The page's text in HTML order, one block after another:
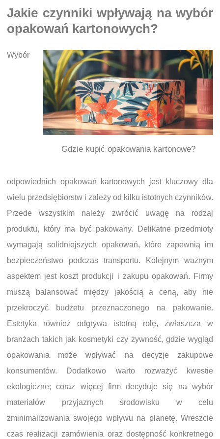
Jakie czynniki wpływają na wybór
opakowań kartonowych?
Gdzie kupić opakowania kartonowe?
Wybór
odpowiednich opakowań kartonowych jest kluczowy dla
wielu przedsiębiorstw i zależy od kilku istotnych czynników.
Przede wszystkim należy zwrócić uwagę na rodzaj
produktu, który ma być pakowany. Delikatne przedmioty
wymagają solidniejszych opakowań, które zapewnią im
bezpieczeństwo podczas transportu. Kolejnym ważnym
aspektem jest koszt produkcji i zakupu opakowań. Firmy
muszą balansować między jakością a ceną, aby nie
przekroczyć budżetu przeznaczonego na pakowanie.
Estetyka również odgrywa istotną rolę, zwłaszcza w
branżach takich jak kosmetyki czy żywność, gdzie wygląd
opakowania może wpływać na decyzje zakupowe
konsumentów. Dodatkowo warto rozważyć kwestie
ekologiczne; coraz więcej firm decyduje się na wybór
materiałów przyjaznych środowisku w celu
zminimalizowania swojego wpływu na planetę. Wreszcie
czas realizacji zamówienia oraz dostępność konkretnego